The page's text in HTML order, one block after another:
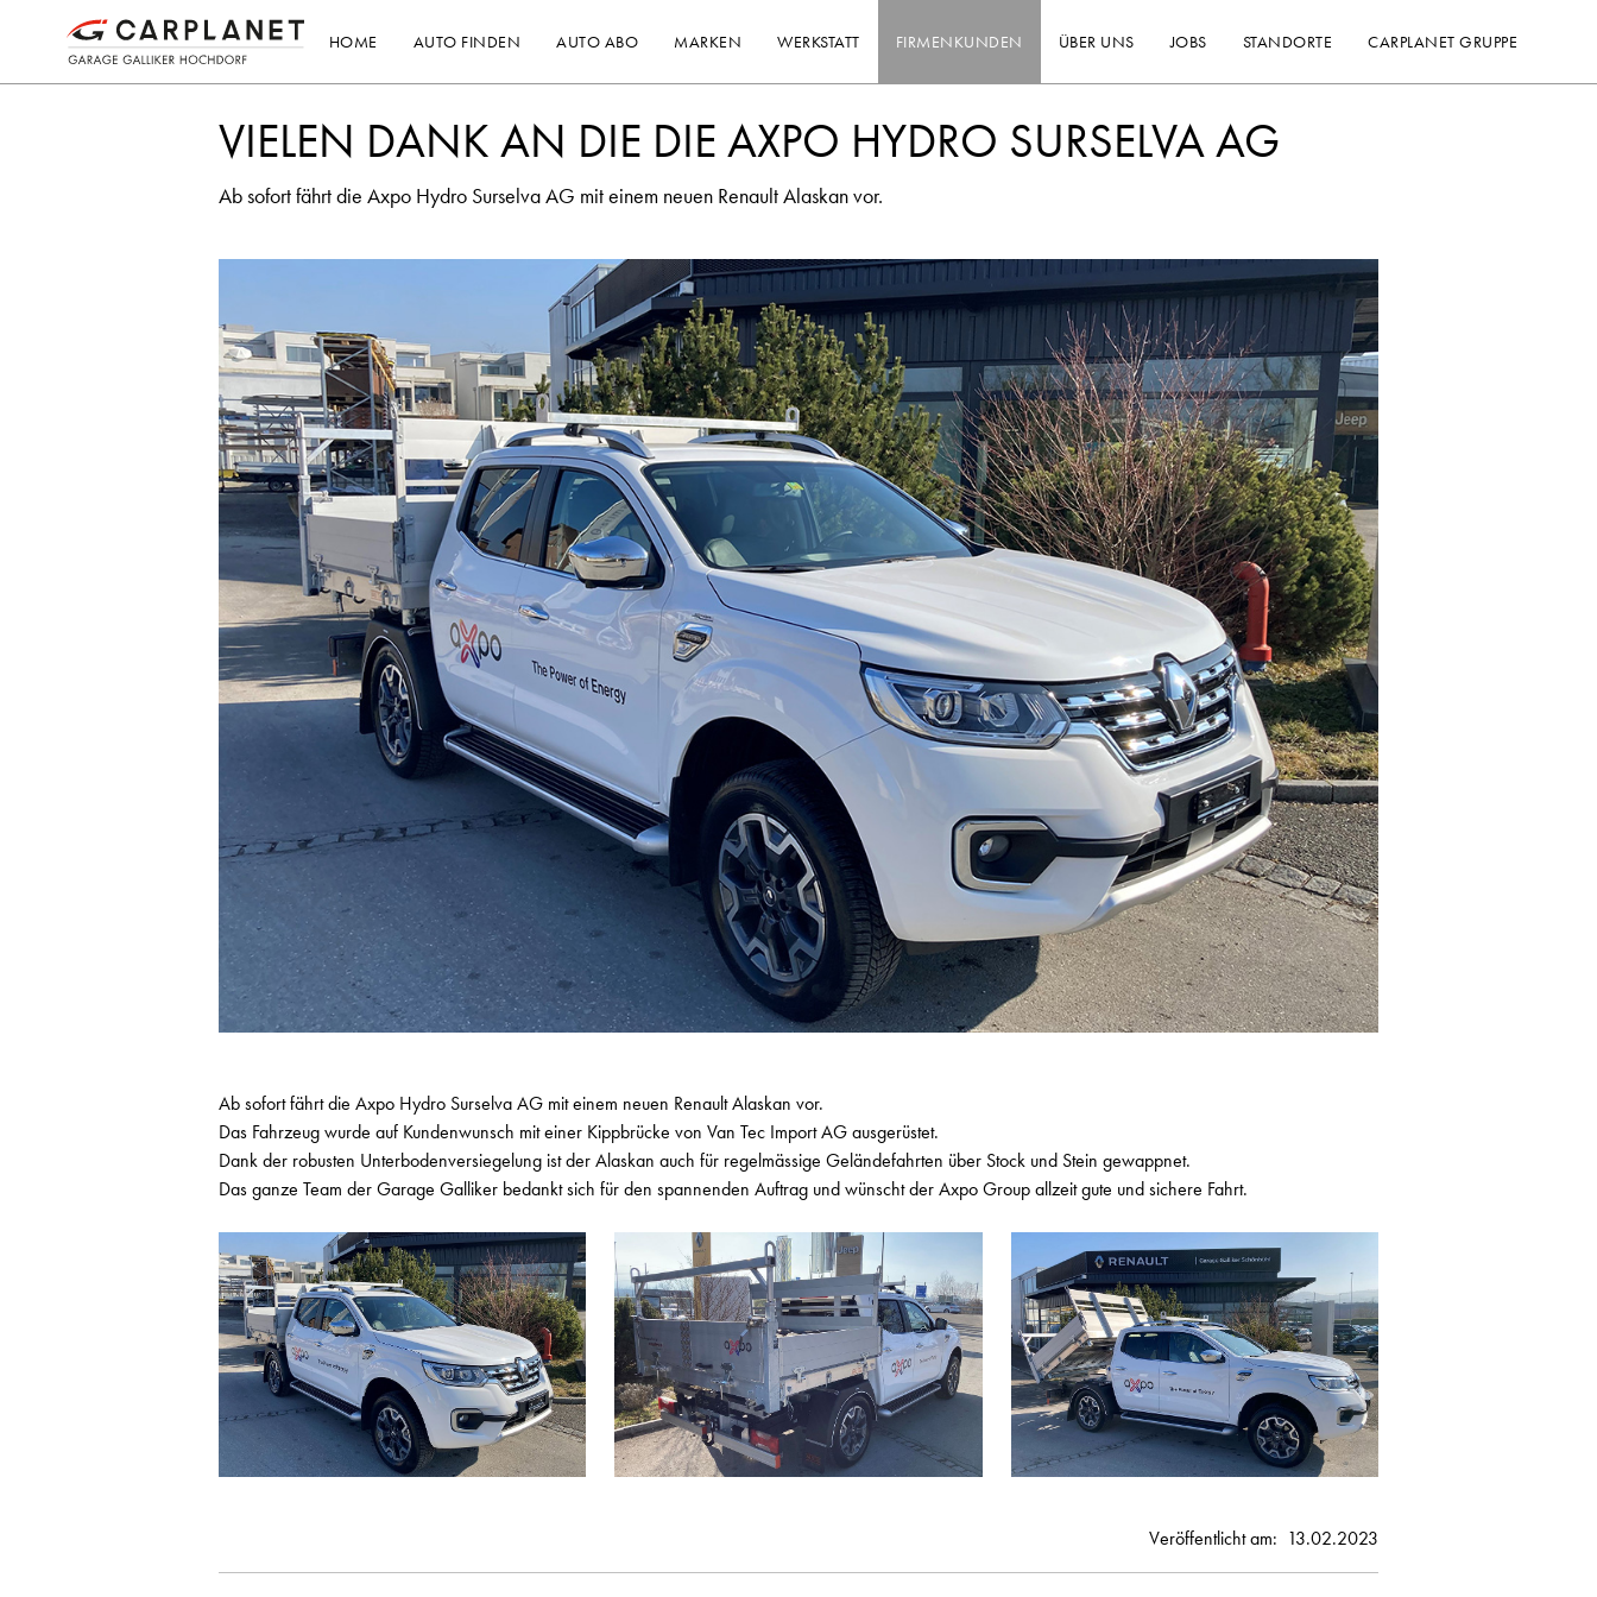
HOME AUTO FINDEN AUTO ABO MARKEN WERKSTATT FIRMENKUNDEN ÜBER UNS JOBS STANDORTE CARPLANET GRUPPE
VIELEN DANK AN DIE DIE AXPO HYDRO SURSELVA AG
Ab sofort fährt die Axpo Hydro Surselva AG mit einem neuen Renault Alaskan vor.
Ab sofort fährt die Axpo Hydro Surselva AG mit einem neuen Renault Alaskan vor.
Das Fahrzeug wurde auf Kundenwunsch mit einer Kippbrücke von Van Tec Import AG ausgerüstet.
Dank der robusten Unterbodenversiegelung ist der Alaskan auch für regelmässige Geländefahrten über Stock und Stein gewappnet.
Das ganze Team der Garage Galliker bedankt sich für den spannenden Auftrag und wünscht der Axpo Group allzeit gute und sichere Fahrt.
Veröffentlicht am: 13.02.2023